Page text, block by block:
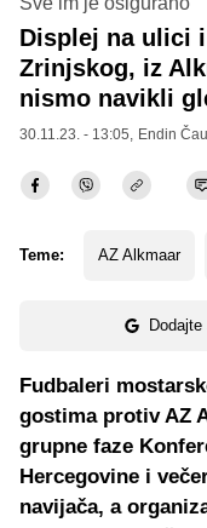
Displej na ulici
Zrinjskog, iz
nismo navikli
30.11.23. - 13:05, Endin
Teme: AZ Alkmaar
Fudbaleri
gostima protiv AZ
grupne faze
Hercegovine i
navijača, a